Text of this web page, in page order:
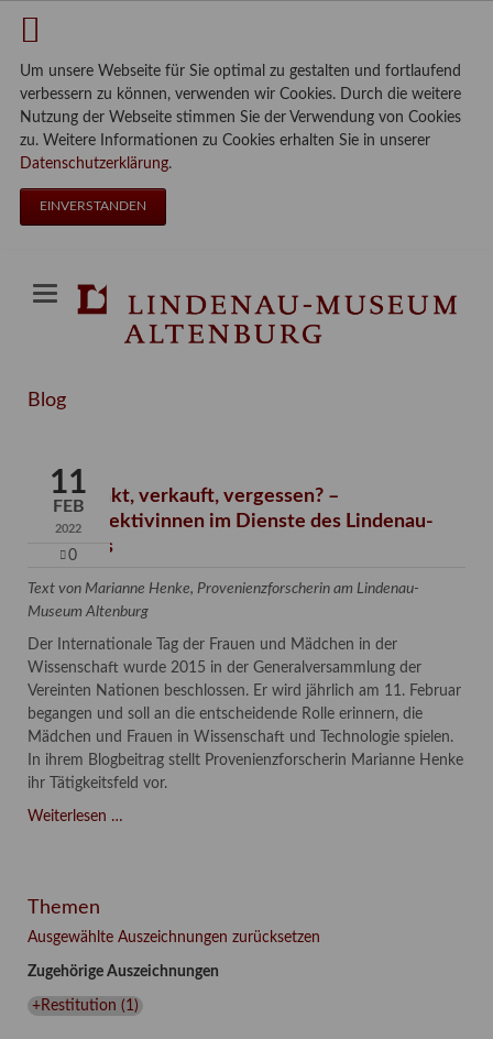
Um unsere Webseite für Sie optimal zu gestalten und fortlaufend
verbessern zu können, verwenden wir Cookies. Durch die weitere
Nutzung der Webseite stimmen Sie der Verwendung von Cookies
zu. Weitere Informationen zu Cookies erhalten Sie in unserer
Datenschutzerklärung.
EINVERSTANDEN
Blog
11
FEB
2022
0
Verschenkt, verkauft, vergessen? –
Kunstdetektivinnen im Dienste des Lindenau-
Museums
Text von Marianne Henke, Provenienzforscherin am Lindenau-
Museum Altenburg
Der Internationale Tag der Frauen und Mädchen in der
Wissenschaft wurde 2015 in der Generalversammlung der
Vereinten Nationen beschlossen. Er wird jährlich am 11. Februar
begangen und soll an die entscheidende Rolle erinnern, die
Mädchen und Frauen in Wissenschaft und Technologie spielen.
In ihrem Blogbeitrag stellt Provenienzforscherin Marianne Henke
ihr Tätigkeitsfeld vor.
Weiterlesen …
im
des
Lindenau-
Themen
Ausgewählte Auszeichnungen zurücksetzen
Zugehörige Auszeichnungen
+Restitution (1 )